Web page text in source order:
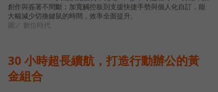
創作與簽署不間斷；加寬觸控板則支援快捷手勢與個人化自訂，能
大幅減少切換鍵鼠的時間，效率全面提升。
圖／ 數位時代
30 小時超長續航，打造行動辦公的黃
金組合